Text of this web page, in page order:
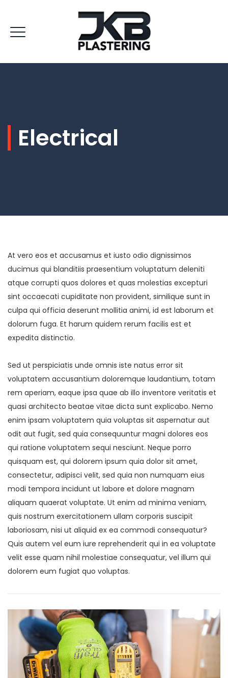
Electrical
At vero eos et accusamus et iusto odio dignissimos
ducimus qui blanditiis praesentium voluptatum deleniti
atque corrupti quos dolores et quas molestias excepturi
sint occaecati cupiditate non provident, similique sunt in
culpa qui officia deserunt mollitia animi, id est laborum et
dolorum fuga. Et harum quidem rerum facilis est et
expedita distinctio.
Sed ut perspiciatis unde omnis iste natus error sit
voluptatem accusantium doloremque laudantium, totam
rem aperiam, eaque ipsa quae ab illo inventore veritatis et
quasi architecto beatae vitae dicta sunt explicabo. Nemo
enim ipsam voluptatem quia voluptas sit aspernatur aut
odit aut fugit, sed quia consequuntur magni dolores eos
qui ratione voluptatem sequi nesciunt. Neque porro
quisquam est, qui dolorem ipsum quia dolor sit amet,
consectetur, adipisci velit, sed quia non numquam eius
modi tempora incidunt ut labore et dolore magnam
aliquam quaerat voluptate. Ut enim ad minima veniam,
quis nostrum exercitationem ullam corporis suscipit
laboriosam, nisi ut aliquid ex ea commodi consequatur?
Quis autem vel eum iure reprehenderit qui in ea voluptate
velit esse quam nihil molestiae consequatur, vel illum qui
dolorem eum fugiat quo voluptas.